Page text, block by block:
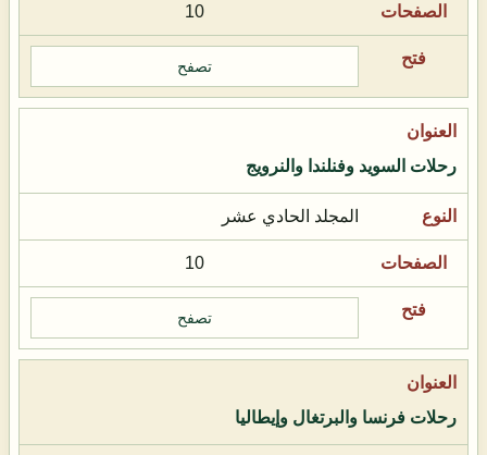
10
تصفح
رحلات السويد وفنلندا والنرويج
المجلد الحادي عشر
10
تصفح
رحلات فرنسا والبرتغال وإيطاليا